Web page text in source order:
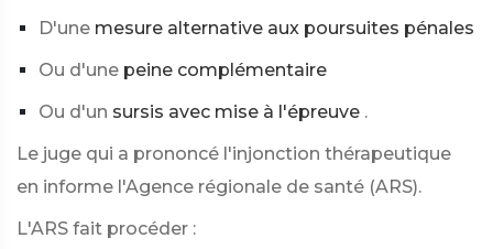
D'une mesure alternative aux poursuites pénales
Ou d'une peine complémentaire
Ou d'un sursis avec mise à l'épreuve .
Le juge qui a prononcé l'injonction thérapeutique
en informe l'Agence régionale de santé (ARS).
L'ARS fait procéder :